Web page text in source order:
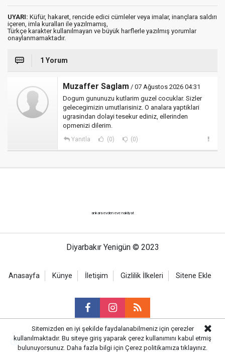
UYARI: Küfür, hakaret, rencide edici cümleler veya imalar, inançlara saldırı
içeren, imla kuralları ile yazılmamış,
Türkçe karakter kullanılmayan ve büyük harflerle yazılmış yorumlar
onaylanmamaktadır.
1 Yorum
Muzaffer Saglam / 07 Ağustos 2026 04:31
Dogum gununuzu kutlarim guzel cocuklar. Sizler
gelecegimizin umutlarisiniz. O analara yaptiklari
ugrasindan dolayi tesekur ediniz, ellerinden
opmenizi dilerim.
Yanıtla (0) (0)
ankara evden eve nakliyat
Diyarbakır Yenigün © 2023
Anasayfa Künye İletişim Gizlilik İlkeleri Sitene Ekle
Haber Portalı Yazılımı
Sitemizden en iyi şekilde faydalanabilmeniz için çerezler
kullanılmaktadır. Bu siteye giriş yaparak çerez kullanımını kabul etmiş
bulunuyorsunuz. Daha fazla bilgi için Çerez politikamıza tıklayınız.